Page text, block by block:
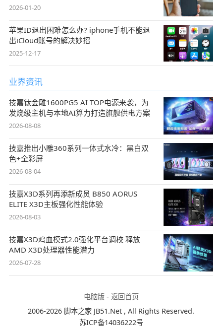
2026-01-20
苹果ID退出困难怎么办? iphone手机不能退
出iCloud账号的解决妙招
2025-12-17
业界资讯
技嘉钛金雕1600PG5 AI TOP电源来袭，为
发烧级主机与本地AI算力打造旗舰供电方案
2026-08-08
技嘉推出小雕360系列一体式水冷：黑白双
色+全彩屏
2026-08-04
技嘉X3D系列再添新成员 B850 AORUS
ELITE X3D主板强化性能体验
2026-08-03
技嘉X3D鸡血模式2.0强化平台调校 释放
AMD X3D处理器性能潜力
2026-07-28
电脑版- 返回首页
2006-2026 脚本之家 JB51.Net , All Rights Reserved.
苏ICP备14036222号